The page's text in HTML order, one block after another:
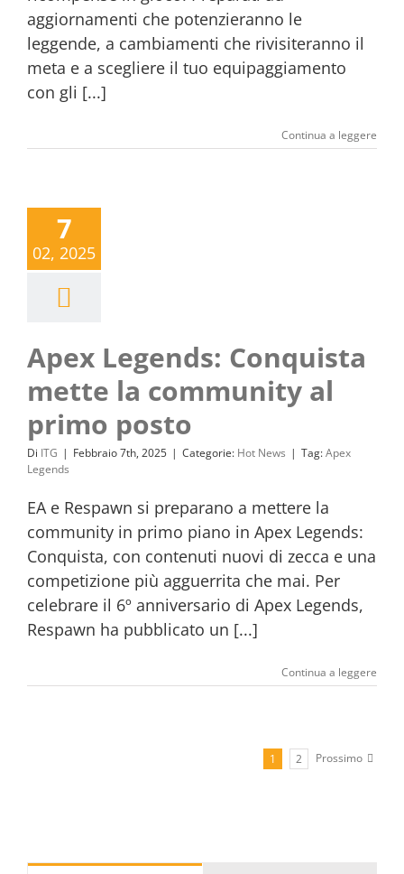
aggiornamenti che potenzieranno le
leggende, a cambiamenti che rivisiteranno il
meta e a scegliere il tuo equipaggiamento
con gli [...]
Continua a leggere
7
02, 2025
Apex Legends: Conquista
mette la community al
primo posto
Di ITG | Febbraio 7th, 2025 | Categorie: Hot News | Tag:Apex
Legends
EA e Respawn si preparano a mettere la
community in primo piano in Apex Legends:
Conquista, con contenuti nuovi di zecca e una
competizione più agguerrita che mai. Per
celebrare il 6º anniversario di Apex Legends,
Respawn ha pubblicato un [...]
Continua a leggere
1 2 Prossimo